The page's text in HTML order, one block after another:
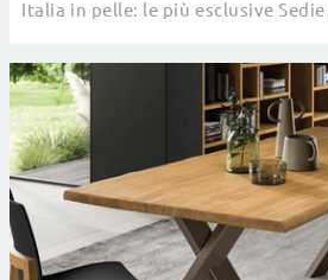
Italia in pelle: le più esclusive